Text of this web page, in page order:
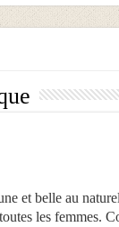
et belle au
les femmes.